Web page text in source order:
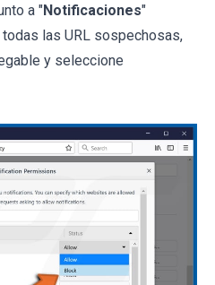
a "Notificaciones"
todas las URL sospechosas,
y seleccione